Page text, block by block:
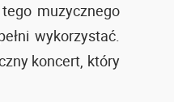
muzycznego
wykorzystać.
koncert, który